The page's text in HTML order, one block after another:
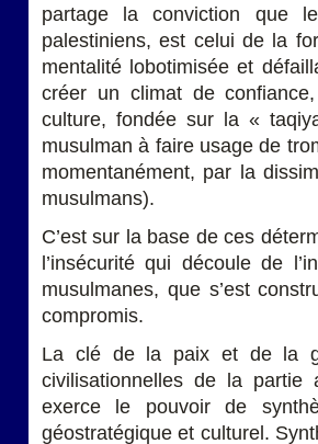
partage la conviction que
palestiniens, est celui de la
mentalité lobotimisée et
créer un climat de
culture, fondée sur la «
musulman à faire usage de
momentanément, par la
musulmans).
C’est sur la base de ces
l’insécurité qui découle de
musulmanes, que s’est
compromis.
La clé de la paix et de la
civilisationnelles de la partie
exerce le pouvoir de
géostratégique et culturel.